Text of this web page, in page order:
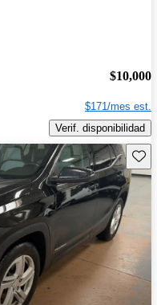
$10,000
$171/mes est.
Verif. disponibilidad